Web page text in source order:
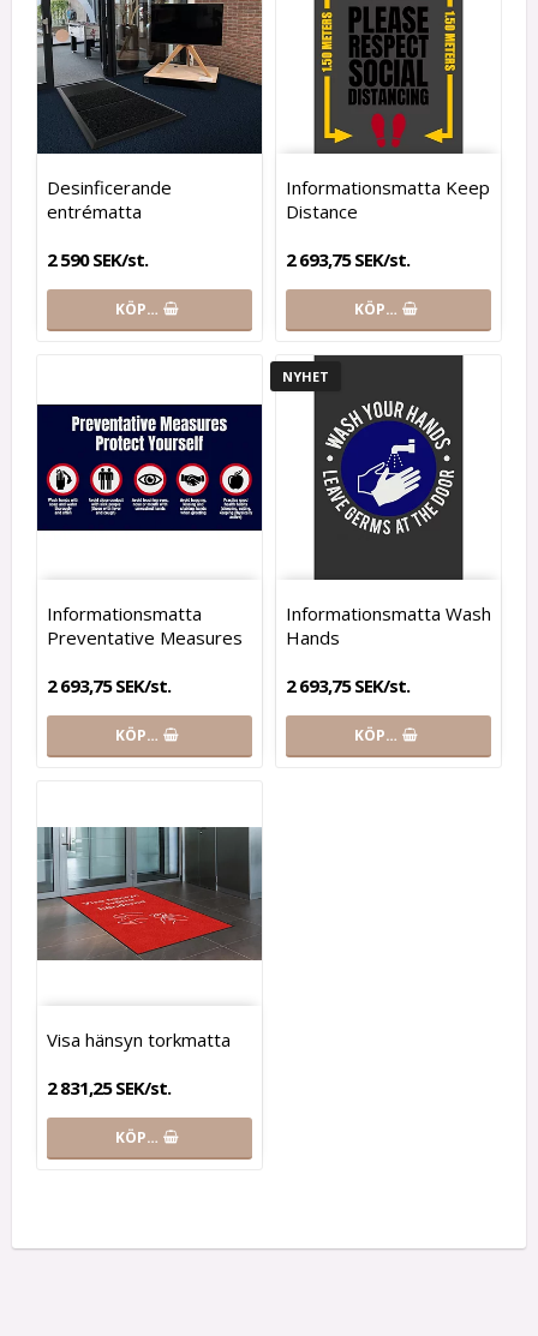
Desinficerande
entrématta
2 590 SEK/st.
KÖP…
Informationsmatta Keep
Distance
2 693,75 SEK/st.
KÖP…
Informationsmatta
Preventative Measures
2 693,75 SEK/st.
KÖP…
NYHET
Informationsmatta Wash
Hands
2 693,75 SEK/st.
KÖP…
Visa hänsyn torkmatta
2 831,25 SEK/st.
KÖP…